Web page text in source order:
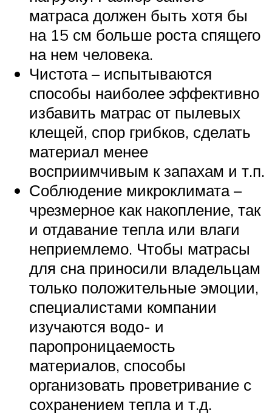
матраса должен быть хотя бы
на 15 см больше роста спящего
на нем человека.
Чистота – испытываются
способы наиболее эффективно
избавить матрас от пылевых
клещей, спор грибков, сделать
материал менее
восприимчивым к запахам и т.п.
Соблюдение микроклимата –
чрезмерное как накопление, так
и отдавание тепла или влаги
неприемлемо. Чтобы матрасы
для сна приносили владельцам
только положительные эмоции,
специалистами компании
изучаются водо- и
паропроницаемость
материалов, способы
организовать проветривание с
сохранением тепла и т.д.